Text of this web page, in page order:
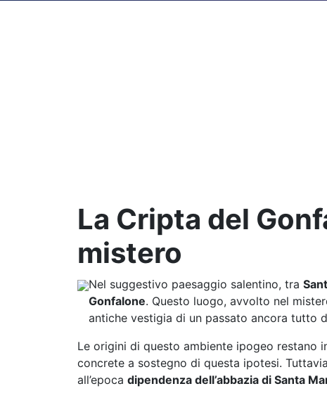
La Cripta del
mistero
Nel suggestivo paesaggio salentino, tra
Gonfalone. Questo luogo, avvolto nel
antiche vestigia di un passato ancora tutto
Le origini di questo ambiente ipogeo restano
concrete a sostegno di questa ipotesi.
all’epoca dipendenza dell’abbazia di Santa